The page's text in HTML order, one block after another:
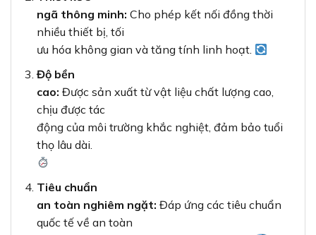
ngã thông minh: Cho phép kết nối đồng thời
nhiều thiết bị, tối
ưu hóa không gian và tăng tính linh hoạt.
Độ bền
cao: Được sản xuất từ vật liệu chất lượng cao,
chịu được tác
động của môi trường khắc nghiệt, đảm bảo tuổi
thọ lâu dài.
Tiêu chuẩn
an toàn nghiêm ngặt: Đáp ứng các tiêu chuẩn
quốc tế về an toàn